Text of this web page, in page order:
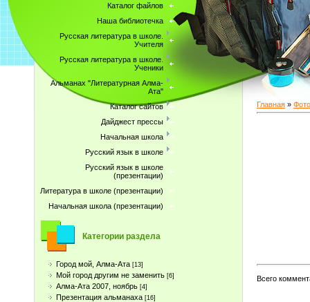
Каталог файлов
Наша библиотечка
Русская литература в школе.
Учителя
Русская литература в школе.
Ученики
Альманах "Литературная Алма-
Ата"
Каталог сайтов
Дайджест прессы
Начальная школа
Русский язык в школе
Русский язык в школе
(презентации)
Литература в школе (презентации)
Начальная школа (презентации)
Категории раздела
Город мой, Алма-Ата [13]
Мой город другим не заменить [6]
Алма-Ата 2007, ноябрь [4]
Презентация альманаха [16]
Главная »
Всего